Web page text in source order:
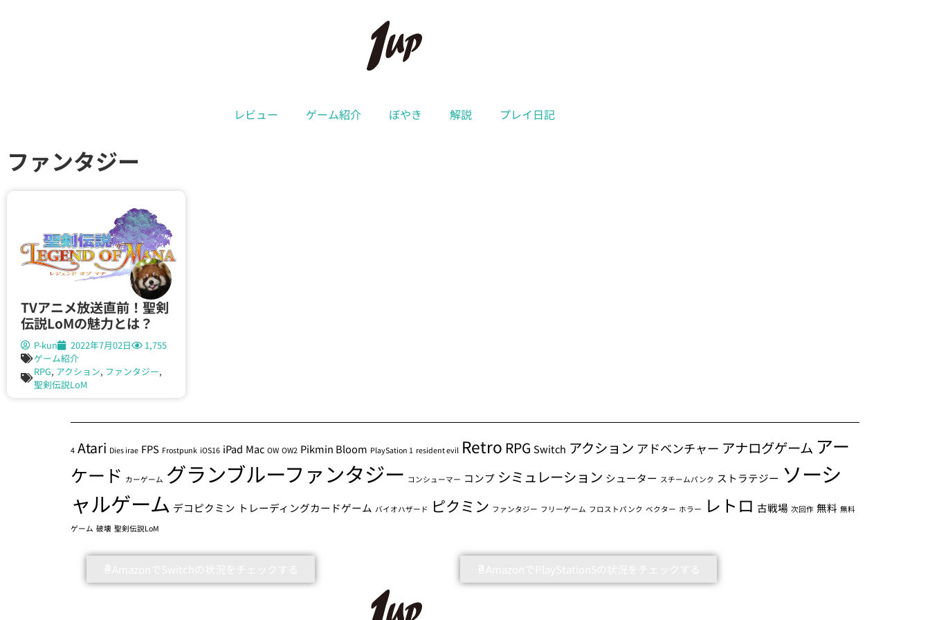
レビュー ゲーム紹介 ぼやき 解説 プレイ日記
ファンタジー
TVアニメ放送直前！聖剣
伝説LoMの魅力とは？
P-kun 2022年7月02日
1,755
ゲーム紹介
RPG, アクション, ファンタジー,
聖剣伝説LoM
4 Atari Dies irae FPS Frostpunk iOS16 iPad Mac OW OW2 Pikmin Bloom PlaySation 1 resident evil Retro RPG Switch アクション アドベンチャー アナログゲーム アー
ケード カーゲーム グランブルーファンタジー コンシューマー コンプ シミュレーション シューター スチームパンク ストラテジー ソーシ
ャルゲーム デコピクミン トレーディングカードゲーム バイオハザード ピクミン ファンタジー フリーゲーム フロストパンク ベクター ホラー レトロ 古戦場 次回作 無料 無料
ゲーム 破壊 聖剣伝説LoM